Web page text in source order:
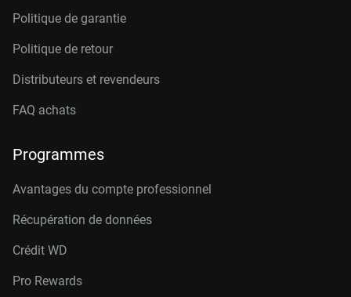
Politique de garantie
Politique de retour
Distributeurs et revendeurs
FAQ achats
Programmes
Avantages du compte professionnel
Récupération de données
Crédit WD
Pro Rewards